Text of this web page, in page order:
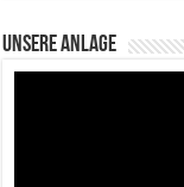
Unsere Anlage